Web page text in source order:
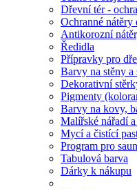
Dřevní tér -
Ochranné nátěry
Antikorozní
Ředidla
Přípravky pro
Barvy na stěny
Dekorativní
Pigmenty
Barvy na kovy,
Malířské nářadí
Mycí a čistící
Program pro
Tabulová barva
Dárky k nákupu